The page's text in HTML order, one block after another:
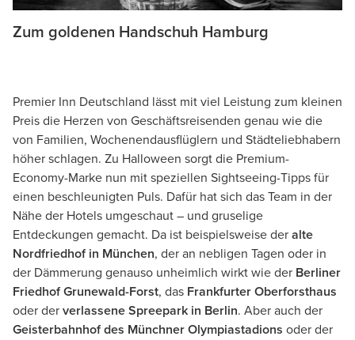
Zum goldenen Handschuh Hamburg
Premier Inn Deutschland lässt mit viel Leistung zum kleinen
Preis die Herzen von Geschäftsreisenden genau wie die
von Familien, Wochenendausflüglern und Städteliebhabern
höher schlagen. Zu Halloween sorgt die Premium-
Economy-Marke nun mit speziellen Sightseeing-Tipps für
einen beschleunigten Puls. Dafür hat sich das Team in der
Nähe der Hotels umgeschaut – und gruselige
Entdeckungen gemacht. Da ist beispielsweise der alte
Nordfriedhof in München, der an nebligen Tagen oder in
der Dämmerung genauso unheimlich wirkt wie der Berliner
Friedhof Grunewald-Forst, das Frankfurter Oberforsthaus
oder der verlassene Spreepark in Berlin. Aber auch der
Geisterbahnhof des Münchner Olympiastadions oder der